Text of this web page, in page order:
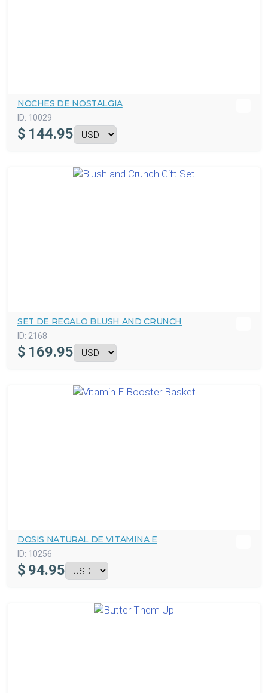
NOCHES DE NOSTALGIA
ID: 10029
$ 144.95
SET DE REGALO BLUSH AND CRUNCH
ID: 2168
$ 169.95
DOSIS NATURAL DE VITAMINA E
ID: 10256
$ 94.95